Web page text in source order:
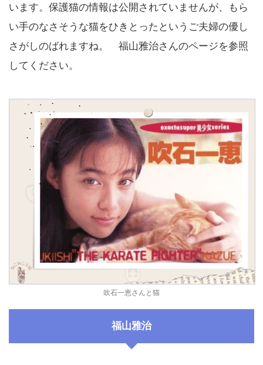
います。保護猫の情報は公開されていませんが、もら
い手のなさそうな猫をひきとったというご夫婦の優し
さがしのばれますね。 福山雅治さんのページを参照
してください。
吹石一恵さんと猫
福山雅治